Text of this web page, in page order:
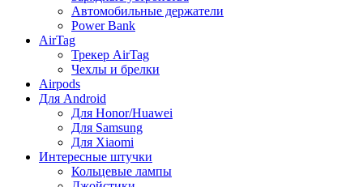
Автомобильные держатели
Power Bank
AirTag
Трекер AirTag
Чехлы и брелки
Airpods
Для Android
Для Honor/Huawei
Для Samsung
Для Xiaomi
Интересные штучки
Кольцевые лампы